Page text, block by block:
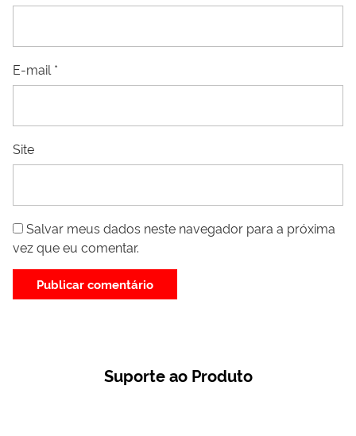
E-mail*
Site
Salvar meus dados neste navegador para a próxima
vez que eu comentar.
Suporte ao Produto